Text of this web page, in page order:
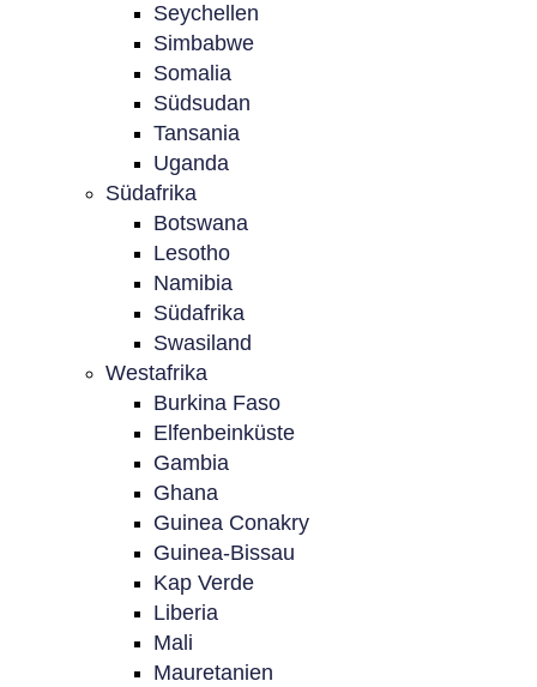
Seychellen
Simbabwe
Somalia
Südsudan
Tansania
Uganda
Südafrika
Botswana
Lesotho
Namibia
Südafrika
Swasiland
Westafrika
Burkina Faso
Elfenbeinküste
Gambia
Ghana
Guinea Conakry
Guinea-Bissau
Kap Verde
Liberia
Mali
Mauretanien